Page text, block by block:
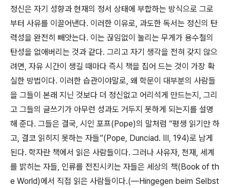
정신은 자기 성향과 현재의 정서 상태에 부합하는 방식으로 그로
부터 사유를 이끌어낸다. 이러한 이유로, 과도한 독서는 정신의 탄
력성을 완전히 빼앗는다. 이는 끊임없이 눌리는 무게가 용수철의
탄성을 없애버리는 것과 같다. 그리고 자기 생각을 전혀 갖지 않으
려면, 자유 시간이 생길 때마다 즉시 책을 집어 드는 것이 가장 확
실한 방법이다. 이러한 습관이야말로, 왜 학문이 대부분의 사람들
을 그들이 본래 지닌 것보다 더 정신없고 어리석게 만드는지 , 그리
고 그들의 글쓰기가 아무런 성과도 거두지 못하게 되는지를 설명
해 준다. 그들은 결국, 시인 포프(Pope)의 말처럼 “평생 읽기만 하
고, 결코 읽히지 못하는 자들”(Pope, Dunciad. III, 194)로 남게
된다. 학자란 책에서 읽은 사람들이다. 그러나 사유자, 천재, 세계
를 밝히는 자들, 인류를 전진시키는 자들은 세상의 책(Book of th
e World)에서 직접 읽은 사람들이다.(—Hingegen beim Selbst